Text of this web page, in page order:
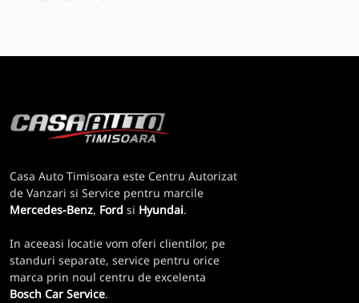
Casa Auto Timisoara este Centru Autorizat
de Vanzari si Service pentru marcile
Mercedes-Benz, Ford si Hyundai.
In aceeasi locatie vom oferi clientilor, pe
standuri separate, service pentru orice
marca prin noul centru de excelenta
Bosch Car Service.